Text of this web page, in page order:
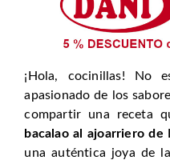
¡Hola, cocinillas! No
apasionado de los
compartir una receta
bacalao al ajoarriero de
una auténtica joya de